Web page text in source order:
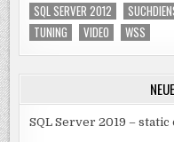
SQL SERVER 2012
TUNING
VIDEO WSS
SQL Server 2019 –